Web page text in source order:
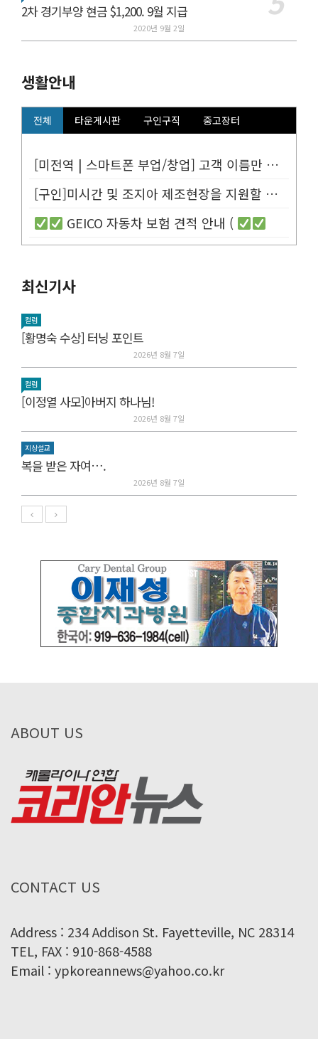
2차 경기부양 현금 $1,200. 9월 지급
2020년 9월 2일
생활안내
전체 타운게시판 구인구직 중고장터
[미전역 | 스마트폰 부업/창업] 고객 이름만 넣으면 평생 연금 20% ...
[구인]미시간 및 조지아 제조현장을 지원할 Customer Service...
GEICO 자동차 보험 견적 안내 (
최신기사
컬럼
[황명숙 수상] 터닝 포인트
2026년 8월 7일
컬럼
[이정열 사모]아버지 하나님!
2026년 8월 7일
지상설교
복을 받은 자여….
2026년 8월 7일
ABOUT US
CONTACT US
Address : 234 Addison St. Fayetteville, NC 28314
TEL, FAX : 910-868-4588
Email : ypkoreannews@yahoo.co.kr